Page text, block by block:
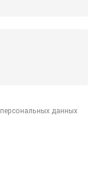
персональных данных